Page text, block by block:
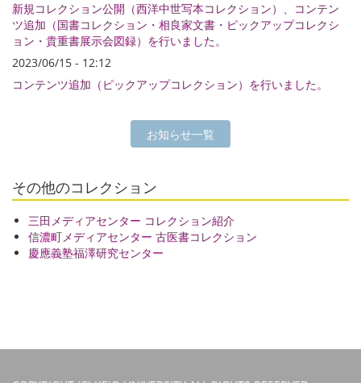
新規コレクション公開（西洋中世写本コレクション）、コンテン
ツ追加（国書コレクション・相良家文書・ピックアップコレクシ
ョン・貴重書展示会図録）を行いました。
2023/06/15 - 12:12
コンテンツ追加（ピックアップコレクション）を行いました。
お知らせ一覧
その他のコレクション
三田メディアセンター コレクション紹介
信濃町メディアセンター 古医書コレクション
慶應義塾福澤研究センター